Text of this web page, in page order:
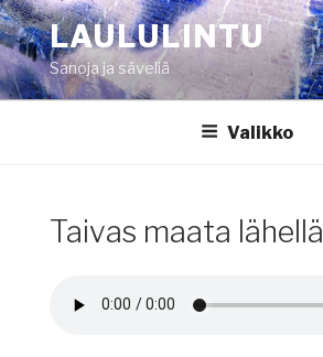
Siirry
sisältöönLAULULINTU
Sanoja ja säveliä
Valikko
Taivas maata lähellä